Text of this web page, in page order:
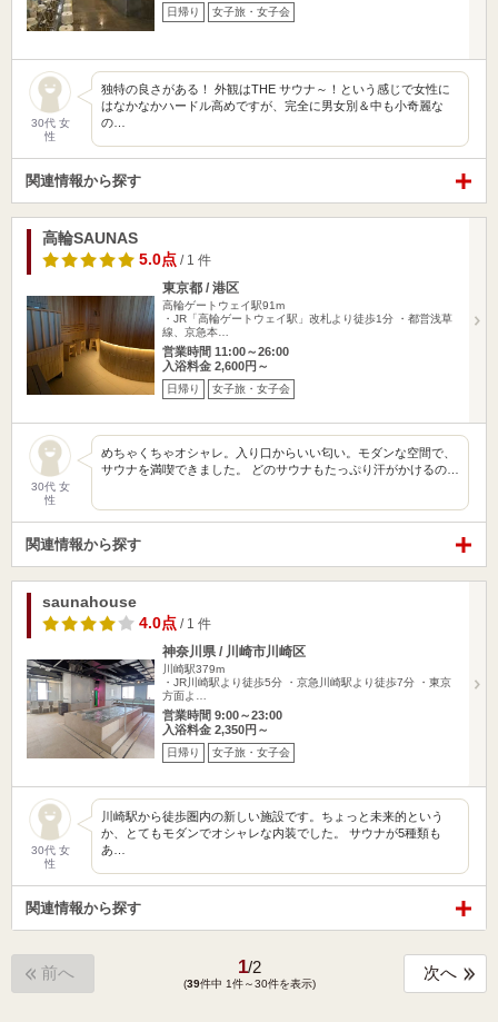
日帰り 女子旅・女子会
30代 女
性
独特の良さがある！ 外観はTHE サウナ～！という感じで女性に
はなかなかハードル高めですが、完全に男女別＆中も小奇麗な
の…
関連情報から探す
高輪SAUNAS
5.0点 / 1 件
東京都 / 港区
高輪ゲートウェイ駅91m
・JR「高輪ゲートウェイ駅」改札より徒歩1分 ・都営浅草
線、京急本…
営業時間 11:00～26:00
入浴料金 2,600円～
日帰り 女子旅・女子会
30代 女
性
めちゃくちゃオシャレ。入り口からいい匂い。モダンな空間で、
サウナを満喫できました。 どのサウナもたっぷり汗がかけるの…
関連情報から探す
saunahouse
4.0点 / 1 件
神奈川県 / 川崎市川崎区
川崎駅379m
・JR川崎駅より徒歩5分 ・京急川崎駅より徒歩7分 ・東京
方面よ…
営業時間 9:00～23:00
入浴料金 2,350円～
日帰り 女子旅・女子会
30代 女
性
川崎駅から徒歩圏内の新しい施設です。ちょっと未来的という
か、とてもモダンでオシャレな内装でした。 サウナが5種類も
あ…
関連情報から探す
前へ 1/2
(39件中 1件～30件を表示)
次へ